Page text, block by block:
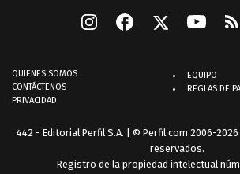
QUIENES SOMOS
CONTÁCTENOS
PRIVACIDAD
EQUIPO
REGLAS DE
442 - Editorial Perfil S.A. | © Perfil.com 2006-
reservados.
Registro de la propiedad intelectual